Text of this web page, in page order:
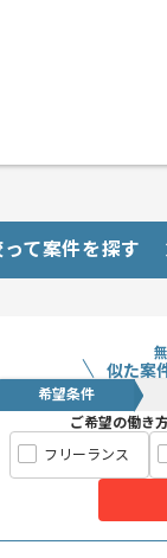
と成長が出来る環境
て案件を探す
似た案
希望条件
ご希望の働き
フリーランス